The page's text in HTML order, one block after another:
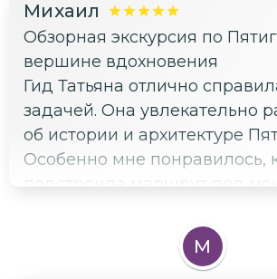
Пятигорске, рекомендую
экскурсию у Татьяны.
много интересного, умеет
рассказывать и удивлять.
прошла на высшем уровне,
Михаил
Обзорная экскурсия по
вершине вдохновения
Гид Татьяна отлично
задачей. Она увлекательно
об истории и архитектуре
Особенно мне понравилось,
рассказа о технических
которые применялись при
М